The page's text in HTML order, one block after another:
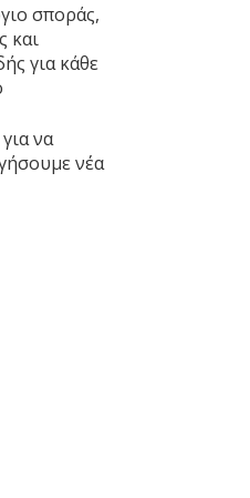
σποράς,
και
για κάθε
να
νέα